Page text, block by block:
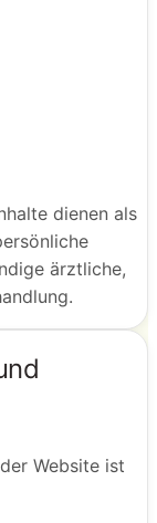
dienen als
ärztliche,
Website ist